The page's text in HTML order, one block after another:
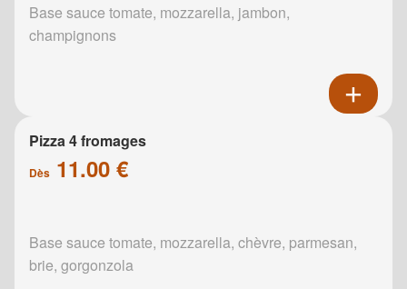
Base sauce tomate, mozzarella, jambon,
champignons
Pizza 4 fromages
Dès 11.00 €
Base sauce tomate, mozzarella, chèvre, parmesan,
brie, gorgonzola